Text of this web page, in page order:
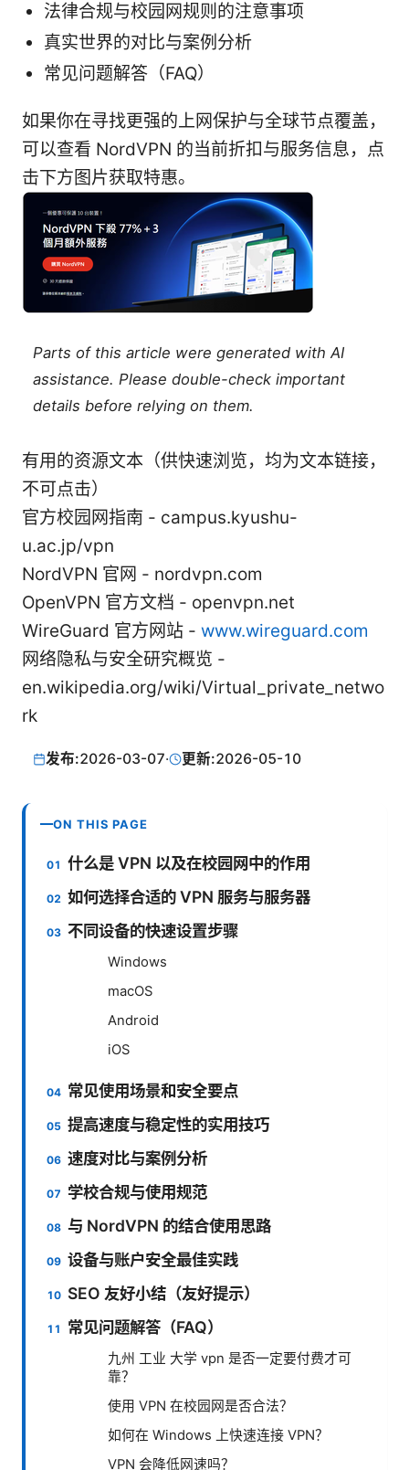
法律合规与校园网规则的注意事项
真实世界的对比与案例分析
常见问题解答（FAQ）
如果你在寻找更强的上网保护与全球节点覆盖，
可以查看 NordVPN 的当前折扣与服务信息，点
击下方图片获取特惠。
Parts of this article were generated with AI
assistance. Please double-check important
details before relying on them.
有用的资源文本（供快速浏览，均为文本链接，
不可点击）
官方校园网指南 - campus.kyushu-
u.ac.jp/vpn
NordVPN 官网 - nordvpn.com
OpenVPN 官方文档 - openvpn.net
WireGuard 官方网站 - www.wireguard.com
网络隐私与安全研究概览 -
en.wikipedia.org/wiki/Virtual_private_netwo
rk
发布:2026-03-07· 更新:2026-05-10
ON THIS PAGE
什么是 VPN 以及在校园网中的作用
如何选择合适的 VPN 服务与服务器
不同设备的快速设置步骤
Windows
macOS
Android
iOS
常见使用场景和安全要点
提高速度与稳定性的实用技巧
速度对比与案例分析
学校合规与使用规范
与 NordVPN 的结合使用思路
设备与账户安全最佳实践
SEO 友好小结（友好提示）
常见问题解答（FAQ）
九州 工业 大学 vpn 是否一定要付费才可
靠？
使用 VPN 在校园网是否合法？
如何在 Windows 上快速连接 VPN？
VPN 会降低网速吗？